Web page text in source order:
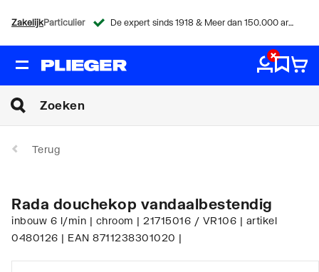
ZakelijkParticulier De expert sinds 1918 & Meer dan 150.000 artikelen
Terug
Rada douchekop vandaalbestendig
inbouw 6 l/min | chroom | 21715016 / VR106 | artikel
0480126 | EAN 8711238301020 |